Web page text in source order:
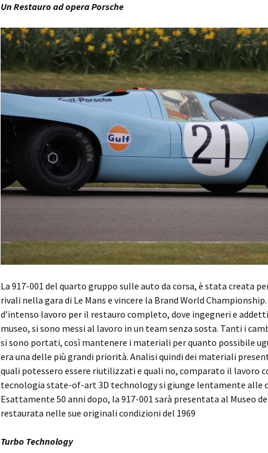
Un Restauro ad opera Porsche
La 917-001 del quarto gruppo sulle auto da corsa, è stata creata
rivali nella gara di Le Mans e vincere la Brand World
d’intenso lavoro per il restauro completo, dove ingegneri e
museo, si sono messi al lavoro in un team senza sosta. Tanti i
si sono portati, così mantenere i materiali per quanto possibile
era una delle più grandi priorità. Analisi quindi dei materiali
quali potessero essere riutilizzati e quali no, comparato il lavoro
tecnologia state-of-art 3D technology si giunge lentamente alle
Esattamente 50 anni dopo, la 917-001 sarà presentata al Museo
restaurata nelle sue originali condizioni del 1969
Turbo Technology